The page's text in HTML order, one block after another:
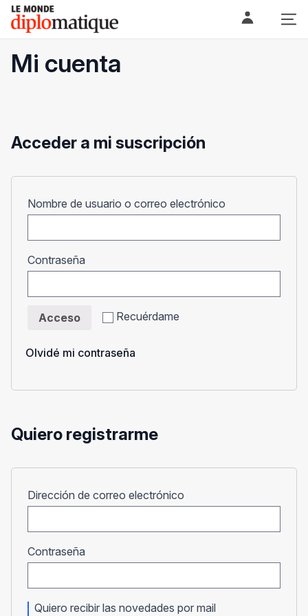
Skip
content
Le monde diplomatique
Mi cuenta
Acceder a mi suscripción
Nombre de usuario o correo electrónico
Contraseña
Recuérdame
Acceso
Olvidé mi contraseña
Quiero registrarme
Dirección de correo electrónico
Contraseña
Quiero recibir las novedades por mail